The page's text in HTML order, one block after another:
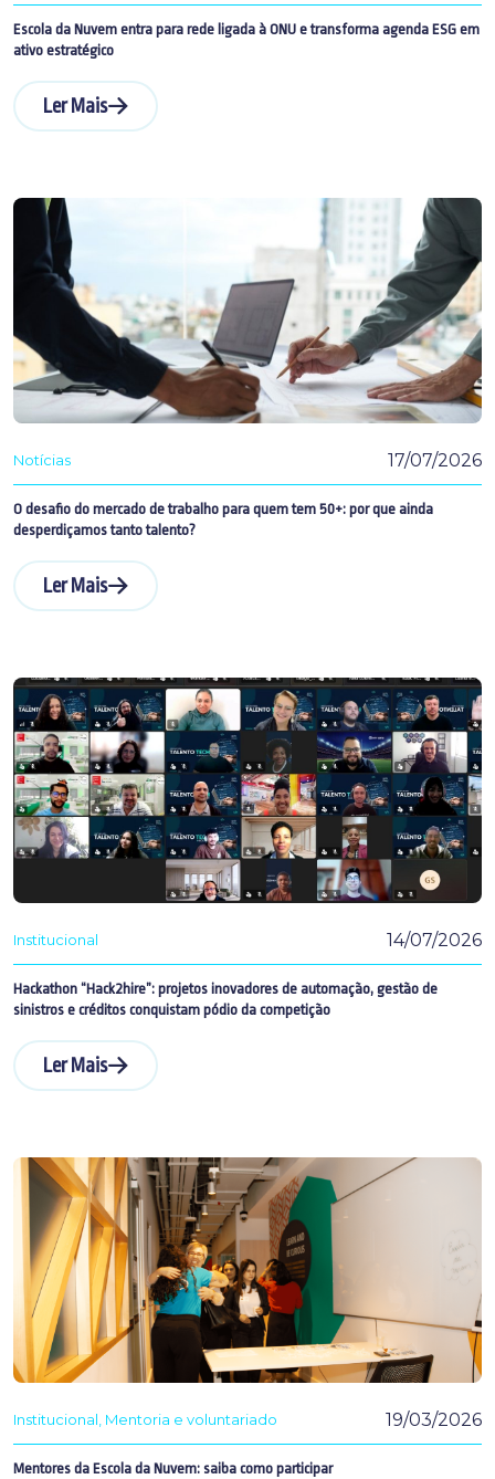
Escola da Nuvem entra para rede ligada à ONU e transforma agenda ESG em
ativo estratégico
Ler Mais
Notícias 17/07/2026
O desafio do mercado de trabalho para quem tem 50+: por que ainda
desperdiçamos tanto talento?
Ler Mais
Institucional 14/07/2026
Hackathon “Hack2hire”: projetos inovadores de automação, gestão de
sinistros e créditos conquistam pódio da competição
Ler Mais
Institucional Mentoria e voluntariado 19/03/2026
Mentores da Escola da Nuvem: saiba como participar